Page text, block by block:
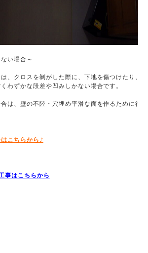
い場合～
は、クロスを剝がした際に、下地を傷つけたり、
わずかな段差や凹みしかない場合です。
合は、壁の不陸・穴埋め平滑な面を作るために行
こちらから♪
事はこちらから